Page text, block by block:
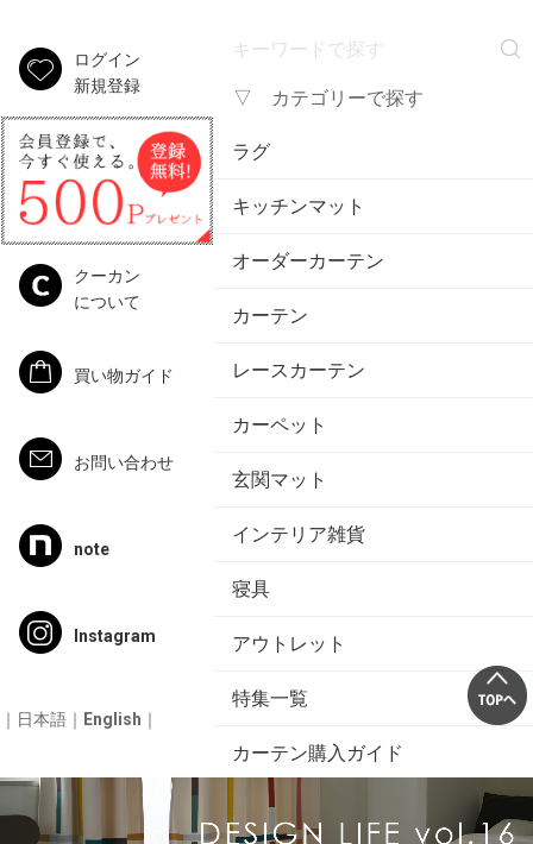
ログイン
新規登録
クーカン
について
買い物ガイド
お問い合わせ
note
Instagram
｜ 日本語 ｜ English ｜
▽ カテゴリーで探す
ラグ
キッチンマット
オーダーカーテン
カーテン
レースカーテン
カーペット
玄関マット
インテリア雑貨
寝具
アウトレット
特集一覧
カーテン購入ガイド